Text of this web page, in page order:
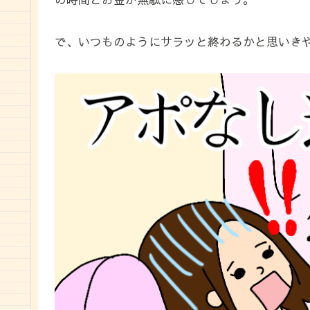
で、いつものようにサラッと終わるかと思いき